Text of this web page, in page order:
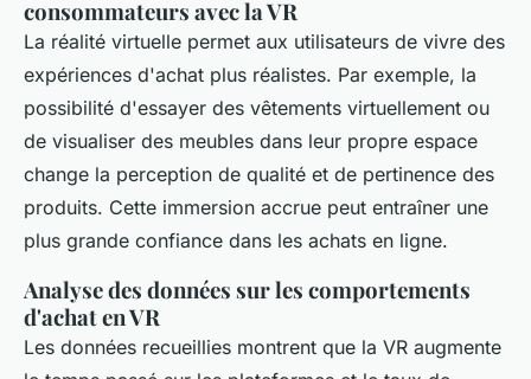
consommateurs avec la VR
La réalité virtuelle permet aux utilisateurs de vivre des
expériences d'achat plus réalistes. Par exemple, la
possibilité d'essayer des vêtements virtuellement ou
de visualiser des meubles dans leur propre espace
change la perception de qualité et de pertinence des
produits. Cette immersion accrue peut entraîner une
plus grande confiance dans les achats en ligne.
Analyse des données sur les comportements
d'achat en VR
Les données recueillies montrent que la VR augmente